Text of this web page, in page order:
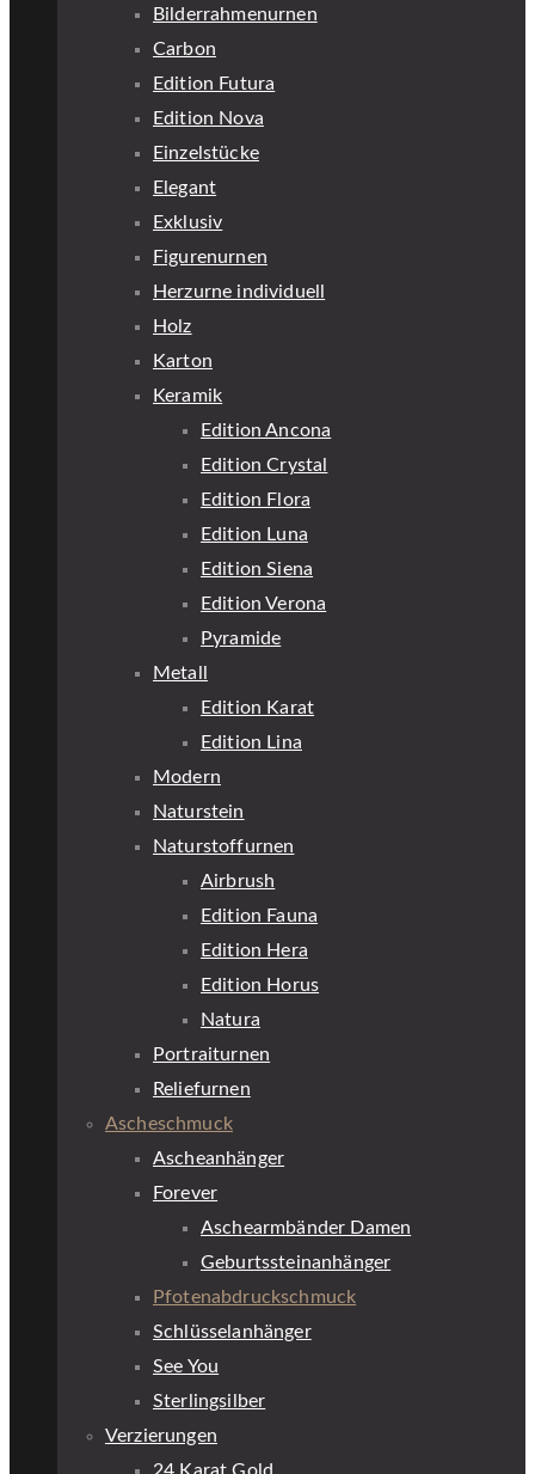
Bilderrahmenurnen
Carbon
Edition Futura
Edition Nova
Einzelstücke
Elegant
Exklusiv
Figurenurnen
Herzurne individuell
Holz
Karton
Keramik
Edition Ancona
Edition Crystal
Edition Flora
Edition Luna
Edition Siena
Edition Verona
Pyramide
Metall
Edition Karat
Edition Lina
Modern
Naturstein
Naturstoffurnen
Airbrush
Edition Fauna
Edition Hera
Edition Horus
Natura
Portraiturnen
Reliefurnen
Ascheschmuck
Ascheanhänger
Forever
Aschearmbänder Damen
Geburtssteinanhänger
Pfotenabdruckschmuck
Schlüsselanhänger
See You
Sterlingsilber
Verzierungen